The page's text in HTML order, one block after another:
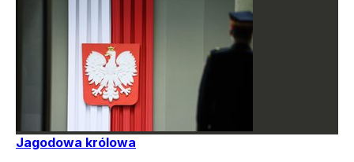
Jagodowa królowa